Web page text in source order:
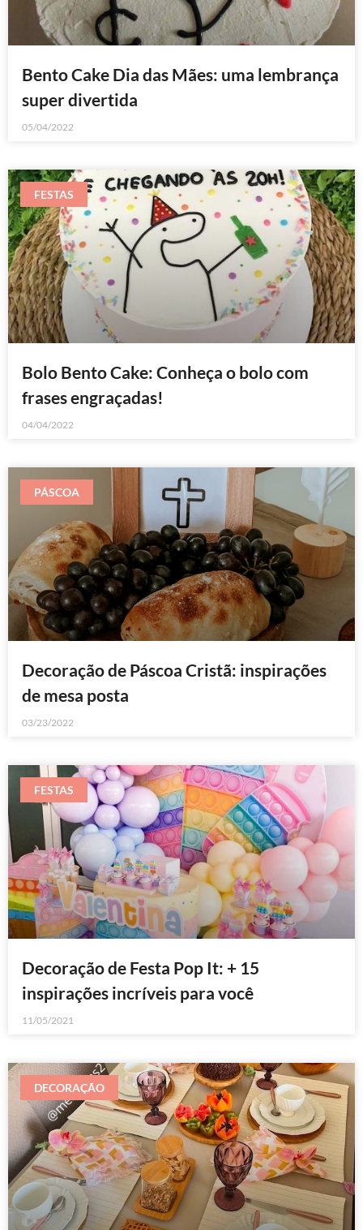
Bento Cake Dia das Mães: uma lembrança
super divertida
05/04/2022
FESTAS
Bolo Bento Cake: Conheça o bolo com
frases engraçadas!
04/04/2022
PÁSCOA
Decoração de Páscoa Cristã: inspirações
de mesa posta
03/23/2022
FESTAS
Decoração de Festa Pop It: + 15
inspirações incríveis para você
11/05/2021
DECORAÇÃO